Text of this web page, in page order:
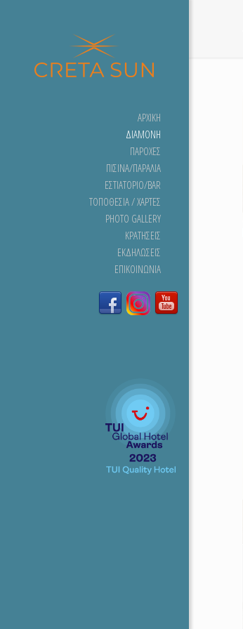
ΑΡΧΙΚΉ
ΔΙΑΜΟΝΉ
ΠΑΡΟΧΈΣ
ΠΙΣΊΝΑ/ΠΑΡΑΛΊΑ
ΕΣΤΙΑΤΌΡΙΟ/BAR
ΤΟΠΟΘΕΣΊΑ / ΧΆΡΤΕΣ
PHOTO GALLERY
ΚΡΑΤΉΣΕΙΣ
ΕΚΔΗΛΏΣΕΙΣ
ΕΠΙΚΟΙΝΩΝΊΑ